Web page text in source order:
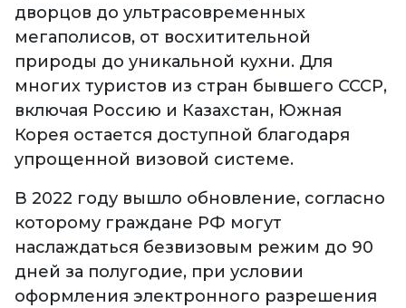
дворцов до ультрасовременных
мегаполисов, от восхитительной
природы до уникальной кухни. Для
многих туристов из стран бывшего СССР,
включая Россию и Казахстан, Южная
Корея остается доступной благодаря
упрощенной визовой системе.
В 2022 году вышло обновление, согласно
которому граждане РФ могут
наслаждаться безвизовым режим до 90
дней за полугодие, при условии
оформления электронного разрешения